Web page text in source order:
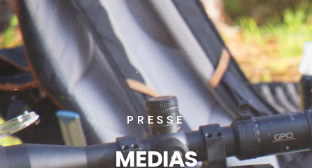
_
PRESSE
MEDIAS